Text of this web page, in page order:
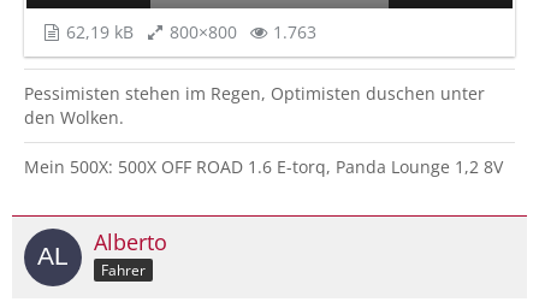
62,19 kB 800×800 1.763
Pessimisten stehen im Regen, Optimisten duschen unter
den Wolken.
Mein 500X: 500X OFF ROAD 1.6 E-torq, Panda Lounge 1,2 8V
Alberto
Fahrer